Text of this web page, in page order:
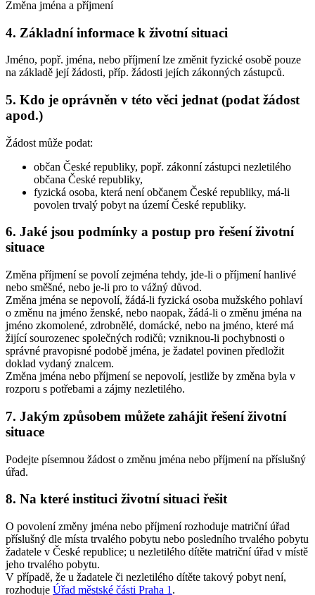
Změna jména a příjmení
4. Základní informace k životní situaci
Jméno, popř. jména, nebo příjmení lze změnit fyzické osobě pouze
na základě její žádosti, příp. žádosti jejích zákonných zástupců.
5. Kdo je oprávněn v této věci jednat (podat žádost
apod.)
Žádost může podat:
občan České republiky, popř. zákonní zástupci nezletilého
občana České republiky,
fyzická osoba, která není občanem České republiky, má-li
povolen trvalý pobyt na území České republiky.
6. Jaké jsou podmínky a postup pro řešení životní
situace
Změna příjmení se povolí zejména tehdy, jde-li o příjmení hanlivé
nebo směšné, nebo je-li pro to vážný důvod.
Změna jména se nepovolí, žádá-li fyzická osoba mužského pohlaví
o změnu na jméno ženské, nebo naopak, žádá-li o změnu jména na
jméno zkomolené, zdrobnělé, domácké, nebo na jméno, které má
žijící sourozenec společných rodičů; vzniknou-li pochybnosti o
správné pravopisné podobě jména, je žadatel povinen předložit
doklad vydaný znalcem.
Změna jména nebo příjmení se nepovolí, jestliže by změna byla v
rozporu s potřebami a zájmy nezletilého.
7. Jakým způsobem můžete zahájit řešení životní
situace
Podejte písemnou žádost o změnu jména nebo příjmení na příslušný
úřad.
8. Na které instituci životní situaci řešit
O povolení změny jména nebo příjmení rozhoduje matriční úřad
příslušný dle místa trvalého pobytu nebo posledního trvalého pobytu
žadatele v České republice; u nezletilého dítěte matriční úřad v místě
jeho trvalého pobytu.
V případě, že u žadatele či nezletilého dítěte takový pobyt není,
rozhoduje Úřad městské části Praha 1 .